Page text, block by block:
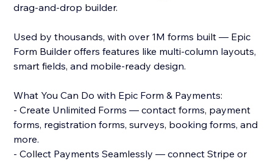
drag-and-drop builder.
Used by thousands, with over 1M forms built — Epic
Form Builder offers features like multi-column layouts,
smart fields, and mobile-ready design.
What You Can Do with Epic Form & Payments:
- Create Unlimited Forms — contact forms, payment
forms, registration forms, surveys, booking forms, and
more.
- Collect Payments Seamlessly — connect Stripe or